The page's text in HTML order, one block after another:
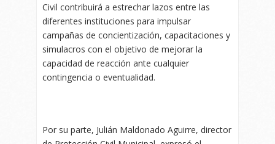
Civil contribuirá a estrechar lazos entre las
diferentes instituciones para impulsar
campañas de concientización, capacitaciones y
simulacros con el objetivo de mejorar la
capacidad de reacción ante cualquier
contingencia o eventualidad.
Por su parte, Julián Maldonado Aguirre, director